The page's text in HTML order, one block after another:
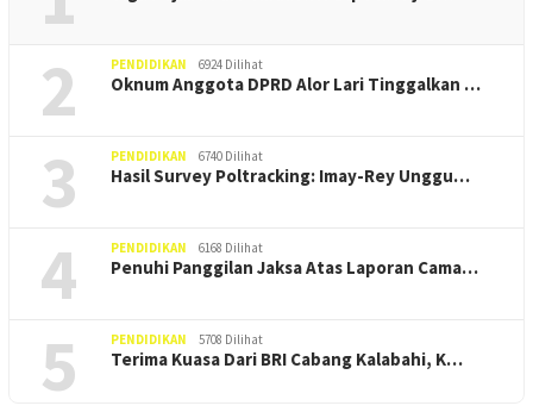
2 PENDIDIKAN 6924 Dilihat
Oknum Anggota DPRD Alor Lari Tinggalkan …
3 PENDIDIKAN 6740 Dilihat
Hasil Survey Poltracking: Imay-Rey Unggu…
4 PENDIDIKAN 6168 Dilihat
Penuhi Panggilan Jaksa Atas Laporan Cama…
5 PENDIDIKAN 5708 Dilihat
Terima Kuasa Dari BRI Cabang Kalabahi, K…